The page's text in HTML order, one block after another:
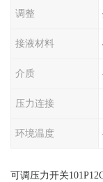
调整
接液材料
介质
压力连接
环境温度
可调压力开关